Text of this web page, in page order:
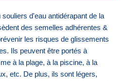
souliers d'eau antidérapant de la
des semelles adhérentes &
les risques de glissements
Ils peuvent être portés à
à la plage, à la piscine, à la
etc. De plus, ils sont légers,